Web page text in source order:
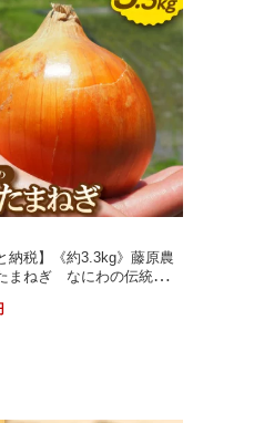
納税】《約3.3kg》藤原農
まねぎ なにわの伝統野
合【1635893】